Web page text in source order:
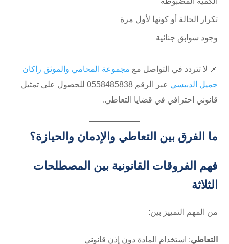
تكرار الحالة أو كونها لأول مرة
وجود سوابق جنائية
📌 لا تتردد في التواصل مع مجموعة المحامي والموثق راكان
جميل الدبيسي
عبر الرقم ⁦0558485838⁩ للحصول على تمثيل
قانوني احترافي في قضايا التعاطي.
ما الفرق بين التعاطي والإدمان والحيازة؟
فهم الفروقات القانونية بين المصطلحات
الثلاثة
من المهم التمييز بين:
التعاطي: استخدام المادة دون إذن قانوني